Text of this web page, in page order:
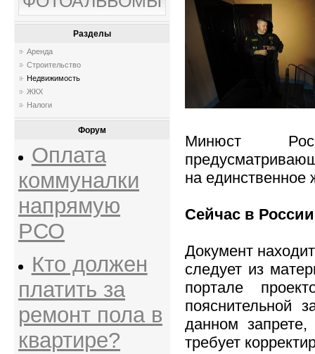
Разделы
Аренда
Строительство
Недвижимость
ЖКХ
Налоги
Форум
Оплата
коммуналки
напрямую
РСО
Кто должен
платить за
ремонт пола в
квартире?
Минюст
на единственное
Сейчас в
Документ
следует из
портале
пояснительной
данном
требует